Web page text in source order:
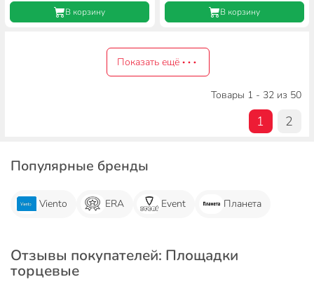
В корзину В корзину
Показать ещё
Товары 1 - 32 из 50
1 2
Популярные бренды
Viento ERA Event Планета
Отзывы покупателей: Площадки
торцевые